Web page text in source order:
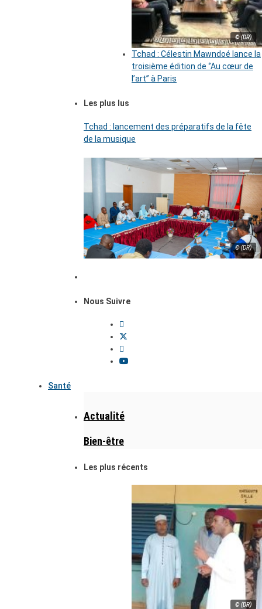
© (DR)
Tchad : Célestin Mawndoé lance la
troisième édition de ‘’Au cœur de
l’art’’ à Paris
Les plus lus
Tchad : lancement des préparatifs de la fête
de la musique
© (DR)
Nous Suivre
Santé
Actualité
Bien-être
Les plus récents
© (DR)